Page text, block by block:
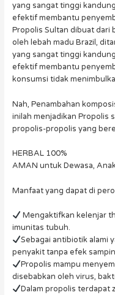
yang sangat tinggi
efektif membantu
Propolis Sultan dibuat dari
oleh lebah madu Brazil,
yang sangat tinggi
efektif membantu
konsumsi tidak
Nah, Penambahan
inilah menjadikan Propolis
propolis-propolis yang
HERBAL 100%
AMAN untuk Dewasa,
Manfaat yang dapat di
Mengaktifkan kelenjar
imunitas tubuh.
Sebagai antibiotik alami
penyakit tanpa efek
Propolis mampu
disebabkan oleh virus,
Dalam propolis terdapat